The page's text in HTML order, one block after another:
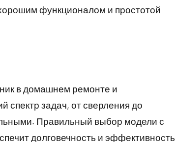
функционалом и простотой
в домашнем ремонте и
спектр задач, от сверления до
Правильный выбор модели с
долговечность и эффективность